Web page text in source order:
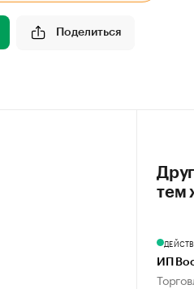
Поделиться
тем
ИП